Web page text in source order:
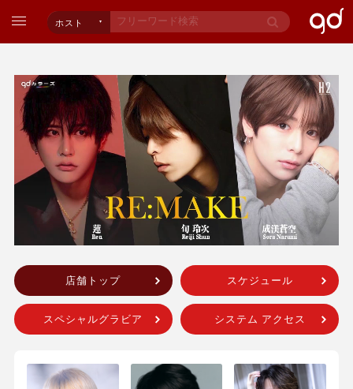
ホスト
店舗トップ スケジュール
スペシャルグラビア システム アクセス